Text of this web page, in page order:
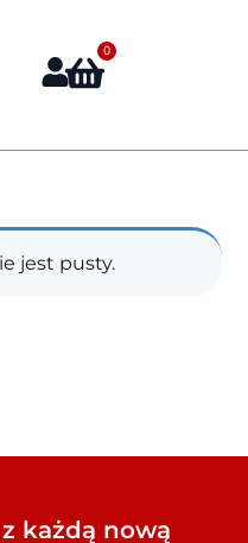
0
jest pusty.
każdą nową